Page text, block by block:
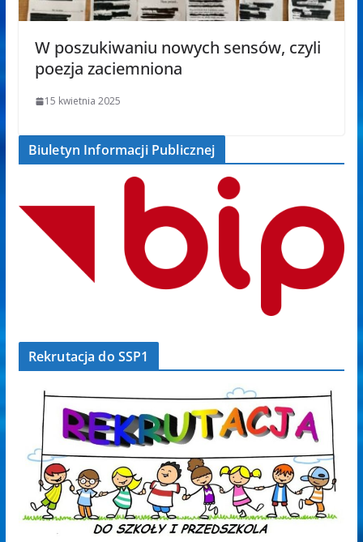
W poszukiwaniu nowych sensów, czyli
poezja zaciemniona
15 kwietnia 2025
Biuletyn Informacji Publicznej
Rekrutacja do SSP1